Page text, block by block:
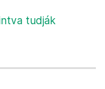
tudják